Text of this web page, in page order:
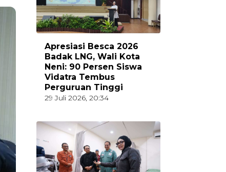
Apresiasi Besca 2026
Badak LNG, Wali Kota
Neni: 90 Persen Siswa
Vidatra Tembus
Perguruan Tinggi
29 Juli 2026, 20:34